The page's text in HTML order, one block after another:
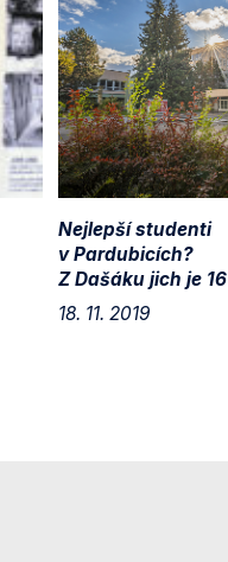
Nejlepší studenti
v Pardubicích?
Z Dašáku jich je 16
18. 11. 2019